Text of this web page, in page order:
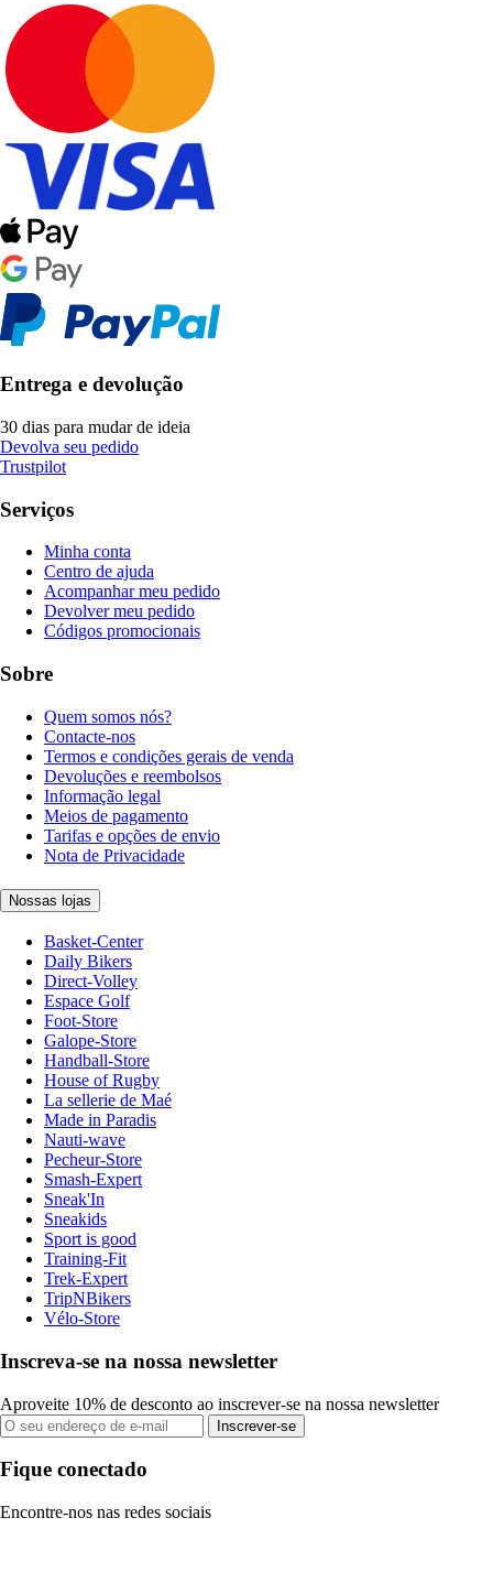
Entrega e devolução
30 dias para mudar de ideia
Devolva seu pedido
Trustpilot
Serviços
Minha conta
Centro de ajuda
Acompanhar meu pedido
Devolver meu pedido
Códigos promocionais
Sobre
Quem somos nós?
Contacte-nos
Termos e condições gerais de venda
Devoluções e reembolsos
Informação legal
Meios de pagamento
Tarifas e opções de envio
Nota de Privacidade
Nossas lojas
Basket-Center
Daily Bikers
Direct-Volley
Espace Golf
Foot-Store
Galope-Store
Handball-Store
House of Rugby
La sellerie de Maé
Made in Paradis
Nauti-wave
Pecheur-Store
Smash-Expert
Sneak'In
Sneakids
Sport is good
Training-Fit
Trek-Expert
TripNBikers
Vélo-Store
Inscreva-se na nossa newsletter
Aproveite 10% de desconto ao inscrever-se na nossa newsletter
Inscrever-se
Fique conectado
Encontre-nos nas redes sociais